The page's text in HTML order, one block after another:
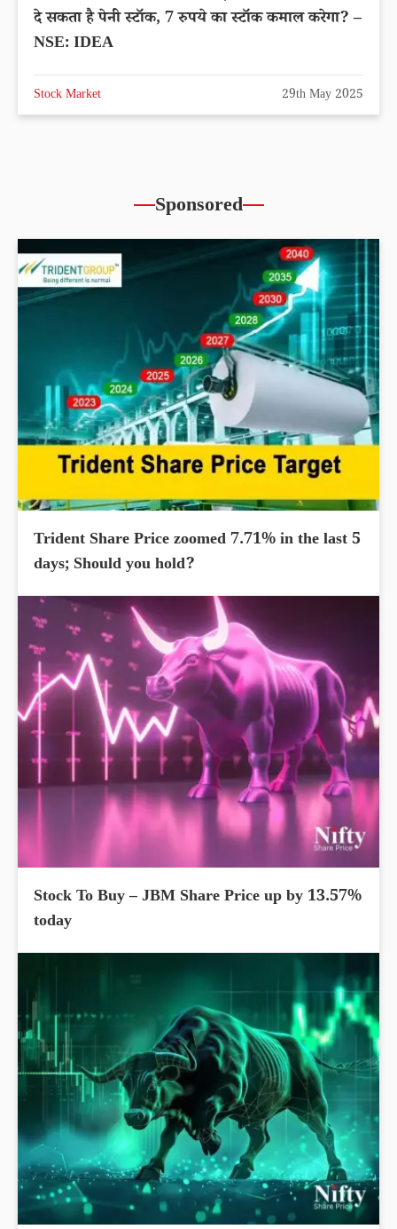
दे सकता है पेनी स्टॉक, 7 रुपये का स्टॉक कमाल करेगा? –
NSE: IDEA
Stock Market 29th May 2025
Sponsored
Trident Share Price zoomed 7.71% in the last 5
days; Should you hold?
Stock To Buy – JBM Share Price up by 13.57%
today